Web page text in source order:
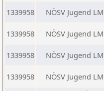
1339958 NÖSV Jugend
1339958 NÖSV Jugend
1339958 NÖSV Jugend
1339958 NÖSV Jugend